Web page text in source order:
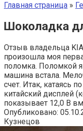
Главная страница »
Шоколадка
Отзыв владельца
произошла моя
поломка. Поломкой
машина встала.
счет. Итак, катаясь
китайский дисплей
показывает 12,0 В
Опубликовано:
Кузнецов